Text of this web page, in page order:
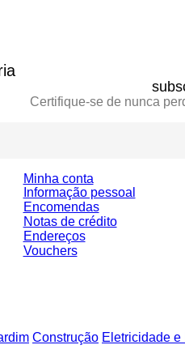
Certifique-se de nunca
Minha conta
Informação pessoal
Encomendas
Notas de crédito
Endereços
Vouchers
Construção Eletricidade e